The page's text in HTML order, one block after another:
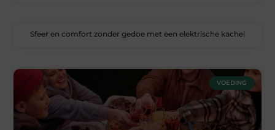
Sfeer en comfort zonder gedoe met een elektrische kachel
VOEDING